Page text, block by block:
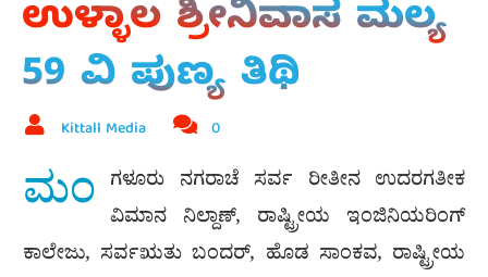
ಉಳ್ಳಾಲ ಶ್ರೀನಿವಾಸ ಮಲ್ಯ
59 ವಿ ಪುಣ್ಯ ತಿಥಿ
Kittall Media 0
ಮಂ ಗಳೂರು ನಗರಾಚೆ ಸರ್ವ ರೀತೀನ ಉದರಗತೀಕ
ವಿಮಾನ ನಿಲ್ದಾಣ್, ರಾಷ್ಟ್ರೀಯ ಇಂಜಿನಿಯರಿಂಗ್
ಕಾಲೇಜು, ಸರ್ವಋತು ಬಂದರ್, ಹೊಡ ಸಾಂಕವ, ರಾಷ್ಟ್ರೀಯ